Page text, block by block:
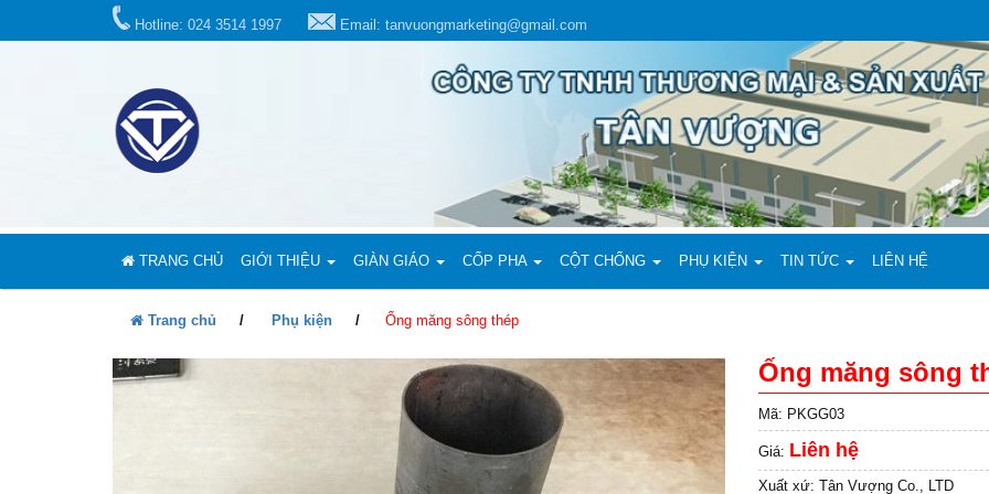
Hotline: 024 3514 1997 Email: tanvuongmarketing@gmail.com
TRANG CHỦ GIỚI THIỆU GIÀN GIÁO CỐP PHA CỘT CHỐNG PHỤ KIỆN TIN TỨC LIÊN HỆ
Trang chủ Phụ kiện Ống măng sông thép
Ống măng sông
Mã: PKGG03
Giá: Liên hệ
Xuất xứ: Tân Vượng Co., LTD